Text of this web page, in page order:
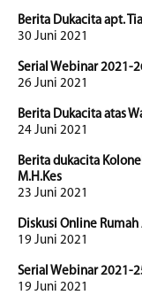
Berita Dukacita apt.
30 Juni 2021
Serial Webinar 2021-
26 Juni 2021
Berita Dukacita atas
24 Juni 2021
Berita dukacita
M.H.Kes
23 Juni 2021
Diskusi Online
19 Juni 2021
Serial Webinar 2021-
19 Juni 2021